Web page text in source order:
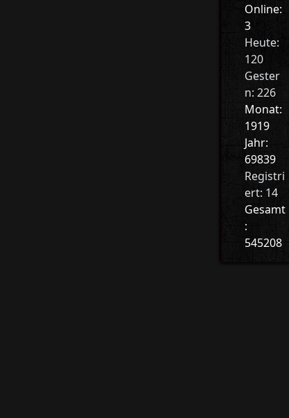
Online:
3
Heute:
120
Gester
n: 226
Monat:
1919
Jahr:
69839
Registri
ert: 14
Gesamt
:
545208